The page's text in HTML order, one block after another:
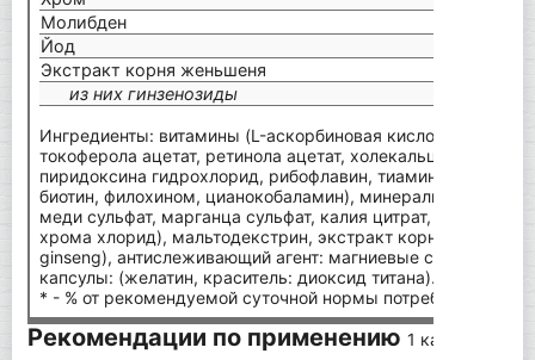
Молибден
Йод
Экстракт корня женьшеня
из них гинзенозиды
Ингредиенты: витамины (L-аскорбиновая кислота,
токоферола ацетат, ретинола ацетат, холекальциферол, D-
пиридоксина гидрохлорид, рибофлавин, тиамин
биотин, филохином, цианокобаламин), минералы (железа
меди сульфат, марганца сульфат, калия цитрат, натрия
хрома хлорид), мальтодекстрин, экстракт корня
ginseng), антислеживающий агент: магниевые соли жирных
капсулы: (желатин, краситель: диоксид титана).
* - % от рекомендуемой суточной нормы потребления.
Рекомендации по применению 1 капсула в